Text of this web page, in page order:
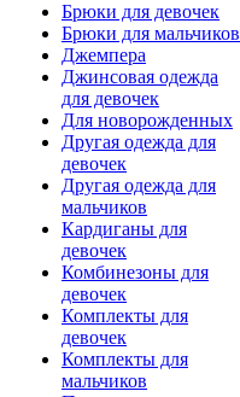
Брюки для девочек
Брюки для мальчиков
Джемпера
Джинсовая одежда
для девочек
Для новорожденных
Другая одежда для
девочек
Другая одежда для
мальчиков
Кардиганы для
девочек
Комбинезоны для
девочек
Комплекты для
девочек
Комплекты для
мальчиков